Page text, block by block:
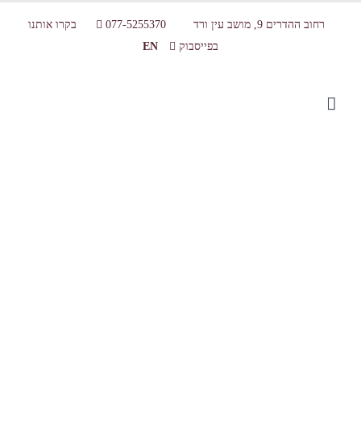
רחוב ההדרים 9, מושב עין ורד 077-5255370
בקרו אותנו
בפייסבוק
EN